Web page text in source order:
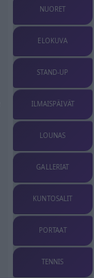
NUORET
ELOKUVA
STAND-UP
ILMAISPÄIVÄT
LOUNAS
GALLERIAT
KUNTOSALIT
PORTAAT
TENNIS